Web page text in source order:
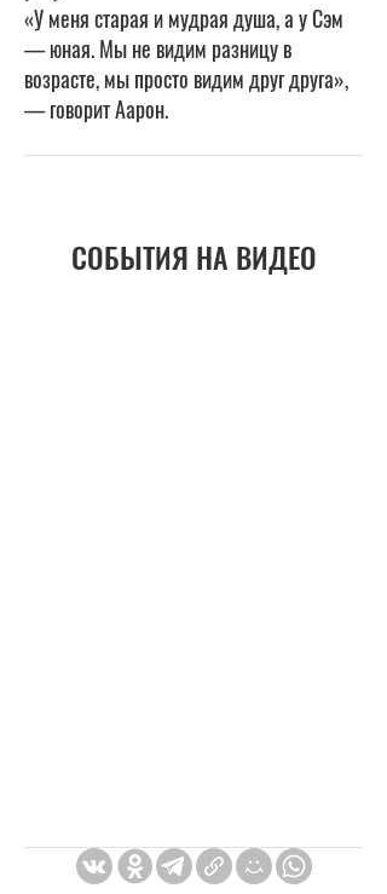
«У меня старая и мудрая душа, а у Сэм
— юная. Мы не видим разницу в
возрасте, мы просто видим друг друга»,
— говорит Аарон.
СОБЫТИЯ НА ВИДЕО